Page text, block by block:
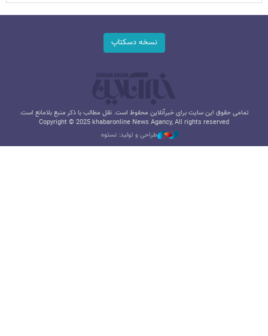
نسخه دسکتاپ
تمامی حقوق این سایت برای خبرآنلاین محفوظ است. نقل مطالب با ذکر منبع بلامانع است.
Copyright © 2025 khabaronline News Agancy, All rights reserved
طراحی و تولید: نستوه